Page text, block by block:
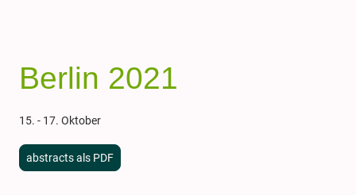
Berlin 2021
15. - 17. Oktober
abstracts als PDF